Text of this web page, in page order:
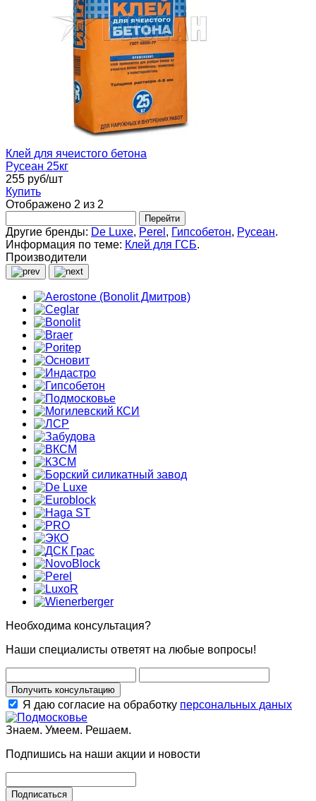
Клей для ячеистого бетона
Русеан 25кг
255 руб/шт
Купить
Отображено 2 из 2
Перейти
Другие бренды: De Luxe, Perel , Гипсобетон, Русеан.
Информация по теме: Клей для ГСБ.
Производители
Необходима консультация?
Наши специалисты ответят на любые вопросы!
Получить консультацию
Я даю согласие на обработку персональных даных
Знаем. Умеем. Решаем.
Подпишись на наши акции и новости
Подписаться